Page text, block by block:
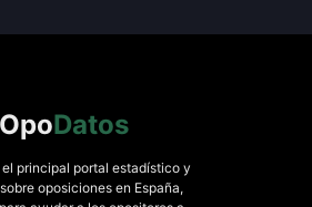
OpoDatos
principal portal estadístico y
oposiciones en España,